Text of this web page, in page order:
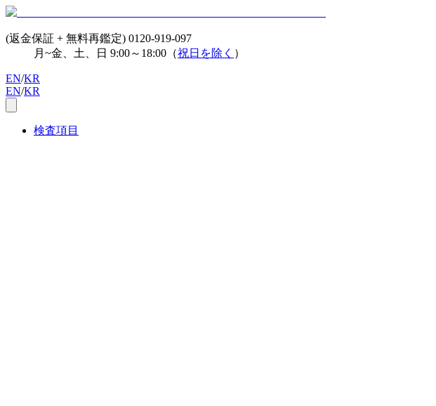
(返金保証 + 無料再鑑定) 0120-919-097
月~金、土、日 9:00～18:00（祝日を除く ）
EN/KR
EN/KR
検査項目